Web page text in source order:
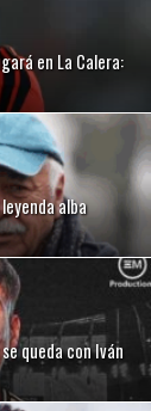
en La Calera:
alba
queda con Iván